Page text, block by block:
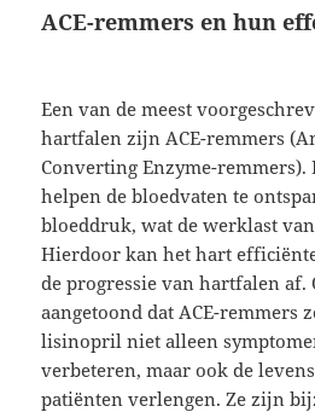
ACE-remmers en hun
Een van de meest
hartfalen zijn ACE-remmers
Converting Enzyme-remmers).
helpen de bloedvaten te
bloeddruk, wat de werklast
Hierdoor kan het hart
de progressie van hartfalen af.
aangetoond dat ACE-remmers
lisinopril niet alleen
verbeteren, maar ook de
patiënten verlengen. Ze zijn